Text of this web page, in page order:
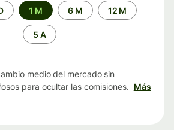
1 M 6 M 12 M
5 A
medio del mercado sin
para ocultar las comisiones. Más